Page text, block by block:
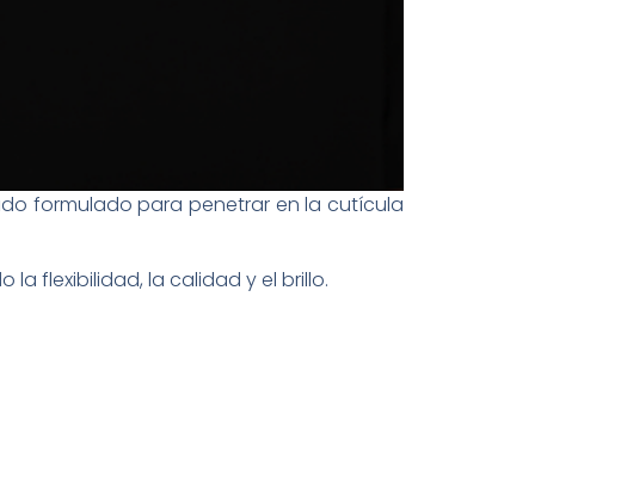
formulado para penetrar en la cutícula
flexibilidad, la calidad y el brillo.